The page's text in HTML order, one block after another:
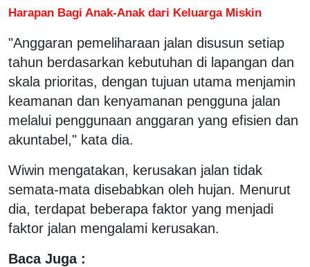
Harapan Bagi Anak-Anak dari Keluarga Miskin
"Anggaran pemeliharaan jalan disusun setiap
tahun berdasarkan kebutuhan di lapangan dan
skala prioritas, dengan tujuan utama menjamin
keamanan dan kenyamanan pengguna jalan
melalui penggunaan anggaran yang efisien dan
akuntabel," kata dia.
Wiwin mengatakan, kerusakan jalan tidak
semata-mata disebabkan oleh hujan. Menurut
dia, terdapat beberapa faktor yang menjadi
faktor jalan mengalami kerusakan.
Baca Juga :